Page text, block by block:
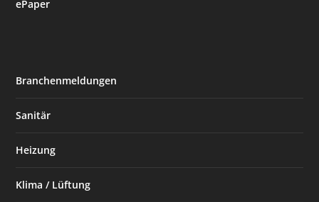
ePaper
Branchenmeldungen
Sanitär
Heizung
Klima / Lüftung